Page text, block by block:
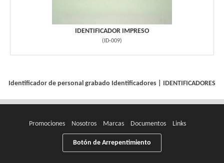
IDENTIFICADOR IMPRESO
( ID-009)
Identificador de personal grabado Identificadores IDENTIFICADORES
Promociones Nosotros Marcas Documentos Links
Botón de Arrepentimiento